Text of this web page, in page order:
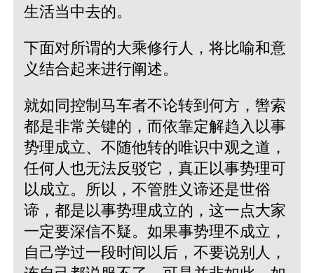
生活当中去的。
下面对所谓的大乘修行人，将比喻和意
义结合起来进行阐述。
就如同控制马车者不论转到何方，辔索
都是非常关键的，而依靠定解趋入以事
势理成立、不随他转的唯识中观之道，
任何人也无法反驳它，真正以事势理可
以成立。所以，不管胜义谛还是世俗
谛，都是以事势理成立的，这一点大家
一定要深信不疑。如果事势理不成立，
自己学过一段时间以后，不要说别人，